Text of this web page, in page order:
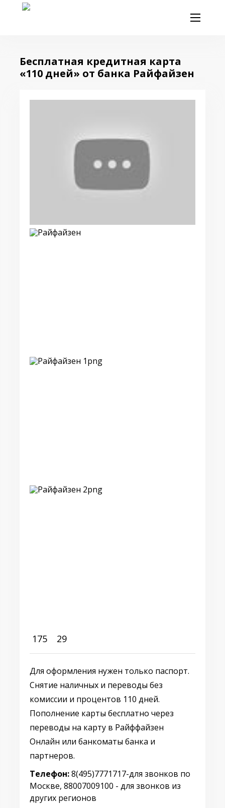
Бесплатная кредитная карта
«110 дней» от банка Райфайзен
175 29
Для оформления нужен только паспорт.
Снятие наличных и переводы без
комиссии и процентов 110 дней.
Пополнение карты бесплатно через
переводы на карту в Райффайзен
Онлайн или банкоматы банка и
партнеров.
Телефон:8(495)7771717-для звонков по
Москве, 88007009100 - для звонков из
других регионов